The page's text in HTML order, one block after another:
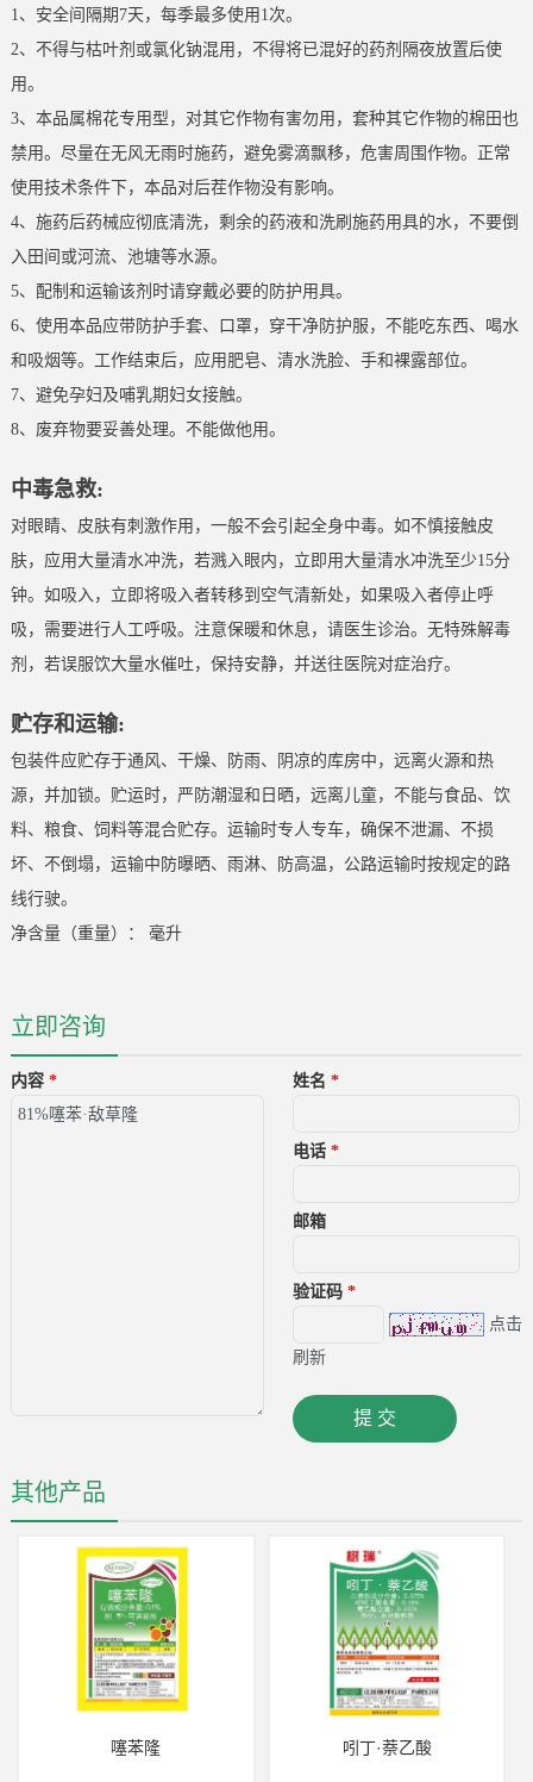
1、安全间隔期7天，每季最多使用1次。
2、不得与枯叶剂或氯化钠混用，不得将已混好的药剂隔夜放置后使
用。
3、本品属棉花专用型，对其它作物有害勿用，套种其它作物的棉田也
禁用。尽量在无风无雨时施药，避免雾滴飘移，危害周围作物。正常
使用技术条件下，本品对后茬作物没有影响。
4、施药后药械应彻底清洗，剩余的药液和洗刷施药用具的水，不要倒
入田间或河流、池塘等水源。
5、配制和运输该剂时请穿戴必要的防护用具。
6、使用本品应带防护手套、口罩，穿干净防护服，不能吃东西、喝水
和吸烟等。工作结束后，应用肥皂、清水洗脸、手和裸露部位。
7、避免孕妇及哺乳期妇女接触。
8、废弃物要妥善处理。不能做他用。
中毒急救:
对眼睛、皮肤有刺激作用，一般不会引起全身中毒。如不慎接触皮
肤，应用大量清水冲洗，若溅入眼内，立即用大量清水冲洗至少15分
钟。如吸入，立即将吸入者转移到空气清新处，如果吸入者停止呼
吸，需要进行人工呼吸。注意保暖和休息，请医生诊治。无特殊解毒
剂，若误服饮大量水催吐，保持安静，并送往医院对症治疗。
贮存和运输:
包装件应贮存于通风、干燥、防雨、阴凉的库房中，远离火源和热
源，并加锁。贮运时，严防潮湿和日晒，远离儿童，不能与食品、饮
料、粮食、饲料等混合贮存。运输时专人专车，确保不泄漏、不损
坏、不倒塌，运输中防曝晒、雨淋、防高温，公路运输时按规定的路
线行驶。
净含量（重量）： 毫升
立即咨询
内容 * 姓名 *
电话 *
邮箱
验证码 *
点击
刷新
其他产品
噻苯隆 吲丁·萘乙酸